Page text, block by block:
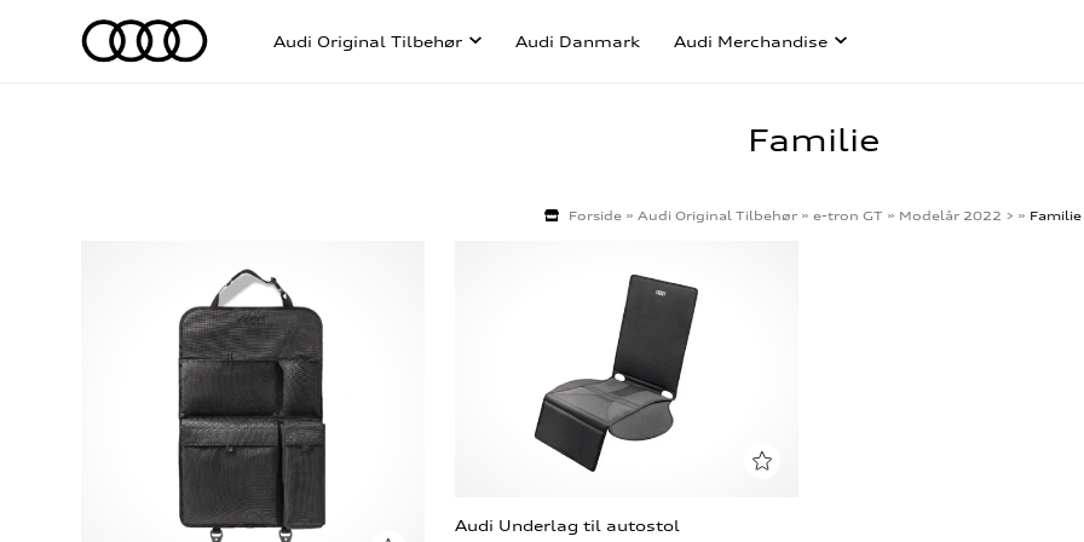
Audi Original Tilbehør Audi Danmark Audi Merchandise
Familie
Forside» Audi Original Tilbehør» e-tron GT» Modelår 2022 > » Familie
Audi Underlag til autostol